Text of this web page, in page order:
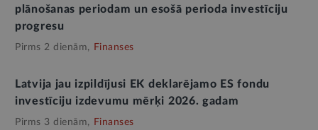
plānošanas periodam un esošā perioda investīciju
progresu
Pirms 2 dienām, Finanses
Latvija jau izpildījusi EK deklarējamo ES fondu
investīciju izdevumu mērķi 2026. gadam
Pirms 3 dienām, Finanses